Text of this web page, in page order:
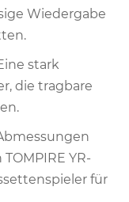
Wiedergabe
stark
die tragbare
YR-
für